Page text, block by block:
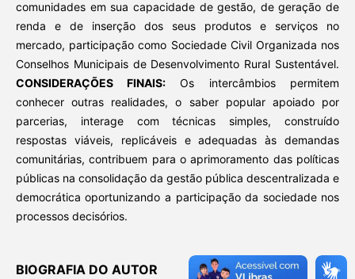
comunidades em sua capacidade de gestão, de geração de
renda e de inserção dos seus produtos e serviços no
mercado, participação como Sociedade Civil Organizada nos
Conselhos Municipais de Desenvolvimento Rural Sustentável.
CONSIDERAÇÕES FINAIS: Os intercâmbios permitem
conhecer outras realidades, o saber popular apoiado por
parcerias, interage com técnicas simples, construído
respostas viáveis, replicáveis e adequadas às demandas
comunitárias, contribuem para o aprimoramento das políticas
públicas na consolidação da gestão pública descentralizada e
democrática oportunizando a participação da sociedade nos
processos decisórios.
BIOGRAFIA DO AUTOR